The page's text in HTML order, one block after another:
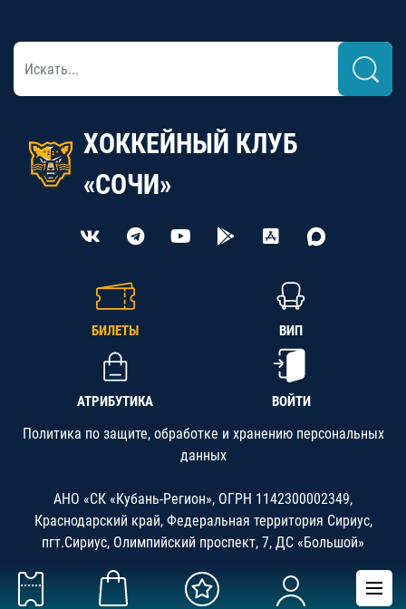
ХОККЕЙНЫЙ КЛУБ
«СОЧИ»
БИЛЕТЫ ВИП
АТРИБУТИКА ВОЙТИ
Политика по защите, обработке и хранению персональных
данных
АНО «СК «Кубань-Регион», ОГРН 1142300002349,
Краснодарский край, Федеральная территория Сириус,
пгт.Сириус, Олимпийский проспект, 7, ДС «Большой»